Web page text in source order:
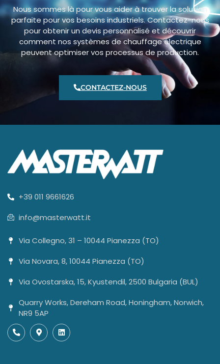
Nous sommes là pour vous aider à trouver la solution
parfaite pour vos besoins industriels. Contactez-nous
pour obtenir un devis personnalisé et découvrir
comment nos systèmes de chauffage électrique
peuvent optimiser vos processus de production.
CONTACTEZ-NOUS
+39 011 9661626
info@masterwatt.it
Via Collegno, 31 – 10044 Pianezza (TO)
Via Novara, 8, 10044 Pianezza (TO)
Via Ovostarska, 15, Kyustendil, 2500 Bulgaria (BUL)
Quarry Works, Dereham Road, Honingham, Norwich,
NR9 5AP